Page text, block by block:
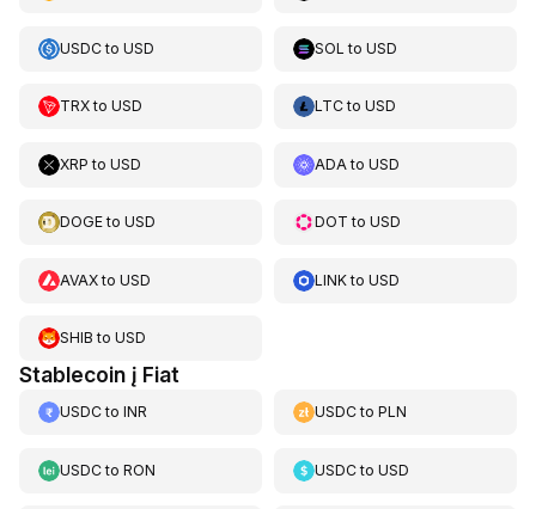
USDCto USD SOL toUSD
TRXto USD LTCtoUSD
XRP to USD ADA toUSD
DOGEto USD DOT toUSD
AVAXto USD LINKtoUSD
SHIB to USD
Stablecoin į Fiat
USDCto INR USDCtoPLN
USDCto RON USDCtoUSD